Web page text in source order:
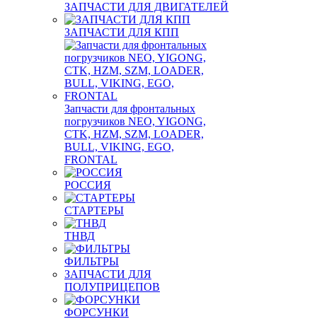
ЗАПЧАСТИ ДЛЯ ДВИГАТЕЛЕЙ
ЗАПЧАСТИ ДЛЯ КПП
Запчасти для фронтальных
погрузчиков NEO, YIGONG,
CTK, HZM, SZM, LOADER,
BULL, VIKING, EGO,
FRONTAL
РОССИЯ
СТАРТЕРЫ
ТНВД
ФИЛЬТРЫ
ЗАПЧАСТИ ДЛЯ
ПОЛУПРИЦЕПОВ
ФОРСУНКИ